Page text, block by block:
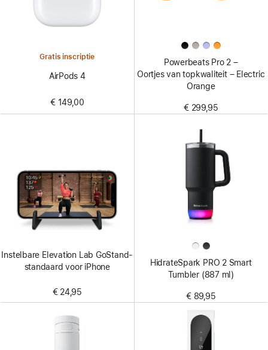
Gratis inscriptie
AirPods 4
€ 149,00
Powerbeats Pro 2 –
Oortjes van topkwaliteit – Electric
Orange
€ 299,95
Instelbare Elevation Lab GoStand-
standaard voor iPhone
€ 24,95
HidrateSpark PRO 2 Smart
Tumbler (887 ml)
€ 89,95